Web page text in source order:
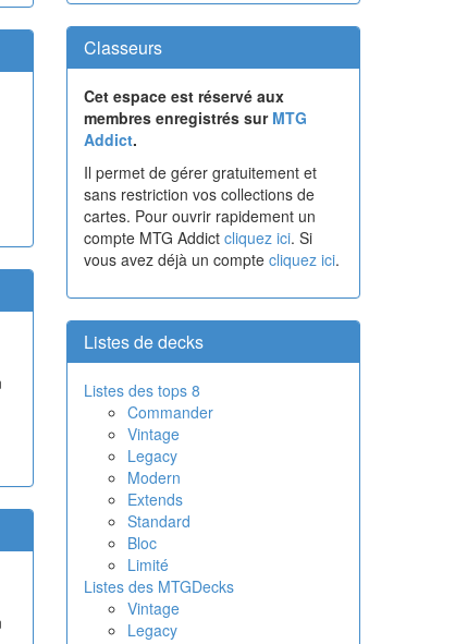
Classeurs
Cet espace est réservé aux
membres enregistrés sur MTG
Addict.
Il permet de gérer gratuitement et
sans restriction vos collections de
cartes. Pour ouvrir rapidement un
compte MTG Addict cliquez ici. Si
vous avez déjà un compte cliquez ici.
Listes de decks
Listes des tops 8
Commander
Vintage
Legacy
Modern
Extends
Standard
Bloc
Limité
Listes des MTGDecks
Vintage
Legacy